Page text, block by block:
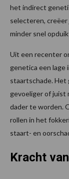
het indirect
selecteren,
minder snel
Uit een recenter
genetica een
staartschade. Het
gevoeliger of juist
dader te worden.
rollen in het
staart- en
Kracht